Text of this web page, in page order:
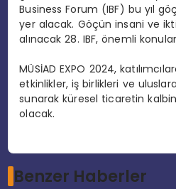
Business Forum (IBF) bu yıl
yer alacak. Göçün insani ve
alınacak 28. IBF, önemli
MÜSİAD EXPO 2024,
etkinlikler, iş birlikleri ve
sunarak küresel ticaretin
olacak.
Benzer Haberler